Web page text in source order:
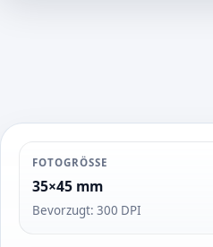
FOTOGRÖSSE
35×45 mm
Bevorzugt: 300 DPI